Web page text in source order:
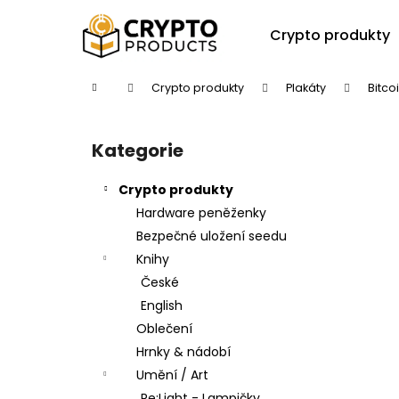
Crypto produkty
Domů Crypto produkty Plakáty
Přeskočit
kategorie
Kategorie
Crypto produkty
Hardware peněženky
Bezpečné uložení seedu
Knihy
České
English
Oblečení
Hrnky & nádobí
Umění / Art
Zpět
Zpět